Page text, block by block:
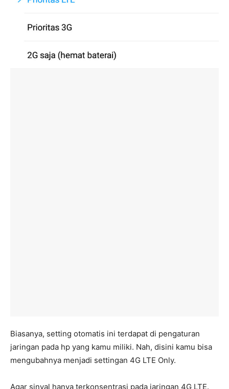
Biasanya, setting otomatis ini terdapat di pengaturan
jaringan pada hp yang kamu miliki. Nah, disini kamu bisa
mengubahnya menjadi settingan 4G LTE Only.
Agar sinyal hanya terkonsentrasi pada jaringan 4G LTE.